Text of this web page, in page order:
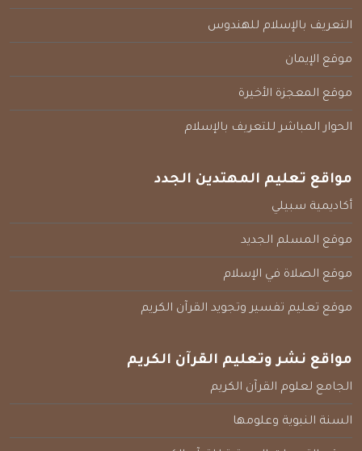
التعريف بالإسلام للهندوس
موقع الإيمان
موقع المعجزة الأخيرة
الحوار المباشر للتعريف بالإسلام
مواقع تعليم المهتدين الجدد
أكاديمية سبيلي
موقع المسلم الجديد
موقع الصلاة في الإسلام
موقع تعليم تفسير وتجويد القرآن الكريم
مواقع نشر وتعليم القرآن الكريم
الجامع لعلوم القرآن الكريم
السنة النبوية وعلومها